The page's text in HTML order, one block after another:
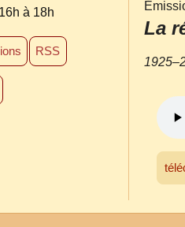
à 18h
RSS
La